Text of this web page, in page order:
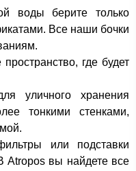
воды берите только
Все наши бочки
где будет
уличного хранения
тонкими стенками,
или подставки
Atropos вы найдете все